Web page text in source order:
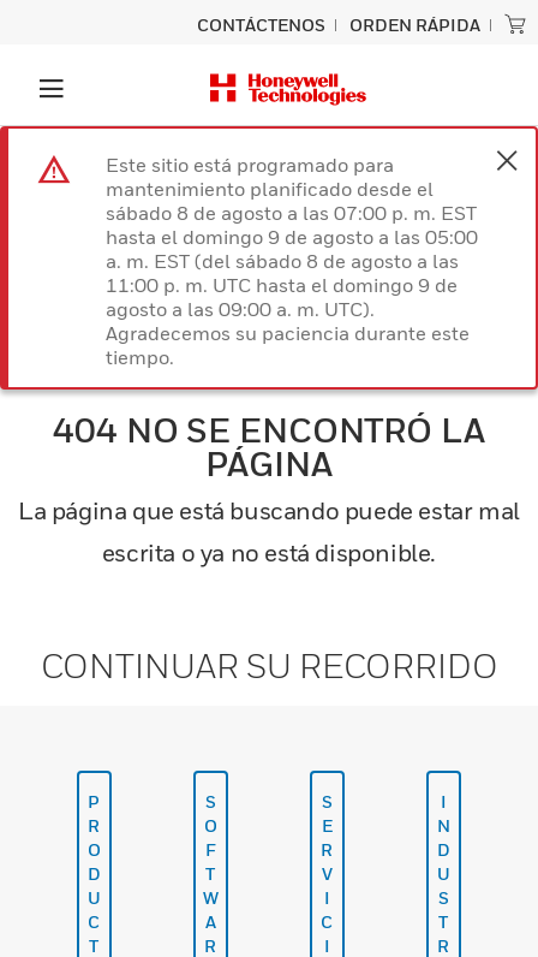
CONTÁCTENOS ORDEN RÁPIDA
Este sitio está programado para
mantenimiento planificado desde el
sábado 8 de agosto a las 07:00 p. m. EST
hasta el domingo 9 de agosto a las 05:00
a. m. EST (del sábado 8 de agosto a las
11:00 p. m. UTC hasta el domingo 9 de
agosto a las 09:00 a. m. UTC).
Agradecemos su paciencia durante este
tiempo.
404 NO SE ENCONTRÓ LA
PÁGINA
La página que está buscando puede estar mal
escrita o ya no está disponible.
CONTINUAR SU RECORRIDO
P
R
O
D
U
C
T
S
O
F
T
W
A
R
S
E
R
V
I
C
I
I
N
D
U
S
T
R